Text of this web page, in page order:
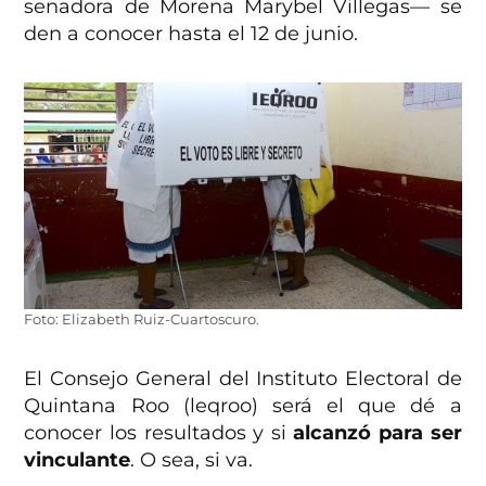
senadora de Morena Marybel Villegas— se
den a conocer hasta el 12 de junio.
Foto: Elizabeth Ruiz-Cuartoscuro.
El Consejo General del Instituto Electoral de
Quintana Roo (leqroo) será el que dé a
conocer los resultados y si alcanzó para ser
vinculante. O sea, si va.